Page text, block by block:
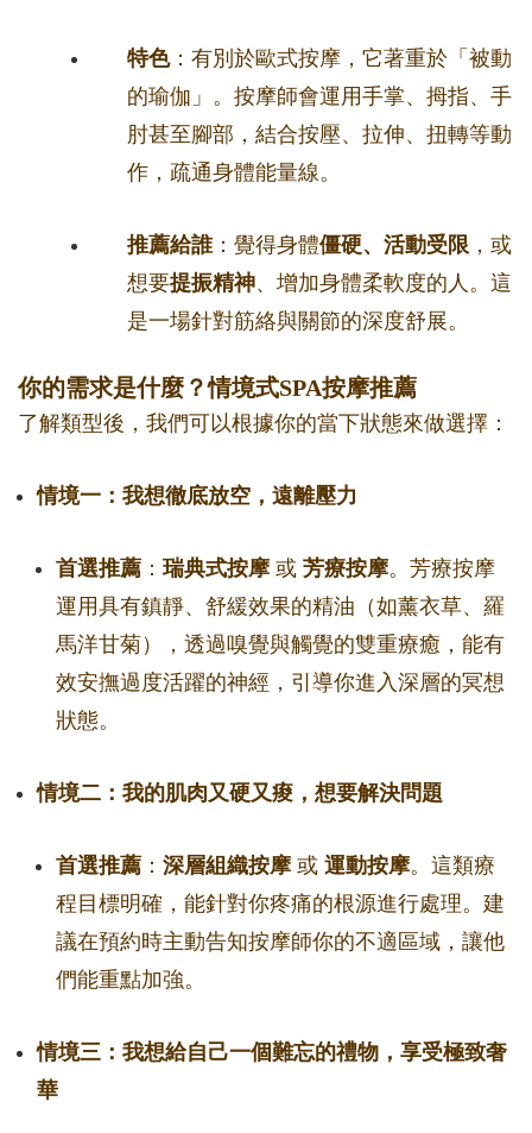
特色：有別於歐式按摩，它著重於「被動
的瑜伽」。按摩師會運用手掌、拇指、手
肘甚至腳部，結合按壓、拉伸、扭轉等動
作，疏通身體能量線。
推薦給誰：覺得身體僵硬、活動受限 ，或
想要提振精神、增加身體柔軟度的人。這
是一場針對筋絡與關節的深度舒展。
你的需求是什麼？情境式SPA按摩推薦
了解類型後，我們可以根據你的當下狀態來做選擇：
情境一：我想徹底放空，遠離壓力
首選推薦 ： 瑞典式按摩或 芳療按摩。芳療按摩
運用具有鎮靜、舒緩效果的精油（如薰衣草、羅
馬洋甘菊），透過嗅覺與觸覺的雙重療癒，能有
效安撫過度活躍的神經，引導你進入深層的冥想
狀態。
情境二：我的肌肉又硬又痠，想要解決問題
首選推薦 ： 深層組織按摩或 運動按摩。這類療
程目標明確，能針對你疼痛的根源進行處理。建
議在預約時主動告知按摩師你的不適區域，讓他
們能重點加強。
情境三：我想給自己一個難忘的禮物，享受極致奢
華